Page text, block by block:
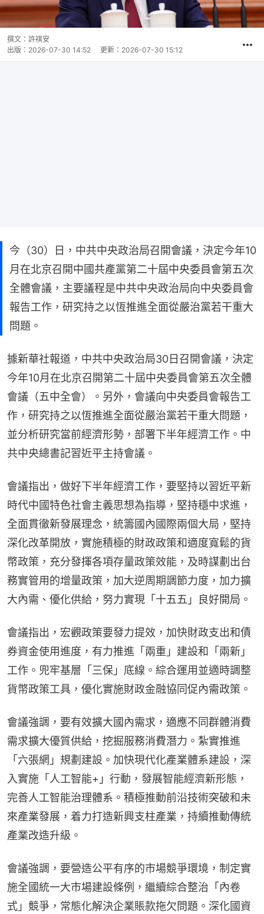
撰文： 許祺安
出版： 2026-07-30 14:52 更新： 2026-07-30 15:12
今（30）日，中共中央政治局召開會議，決定今年10
月在北京召開中國共產黨第二十屆中央委員會第五次
全體會議，主要議程是中共中央政治局向中央委員會
報告工作，研究持之以恆推進全面從嚴治黨若干重大
問題。
據新華社報道，中共中央政治局30日召開會議，決定
今年10月在北京召開第二十屆中央委員會第五次全體
會議（五中全會）。另外，會議向中央委員會報告工
作，研究持之以恆推進全面從嚴治黨若干重大問題，
並分析研究當前經濟形勢，部署下半年經濟工作。中
共中央總書記習近平主持會議。
會議指出，做好下半年經濟工作，要堅持以習近平新
時代中國特色社會主義思想為指導，堅持穩中求進，
全面貫徹新發展理念，統籌國內國際兩個大局，堅持
深化改革開放，實施積極的財政政策和適度寬鬆的貨
幣政策，充分發揮各項存量政策效能，及時謀劃出台
務實管用的增量政策，加大逆周期調節力度，加力擴
大內需、優化供給，努力實現「十五五」良好開局。
會議指出，宏觀政策要發力提效，加快財政支出和債
券資金使用進度，有力推進「兩重」建設和「兩新」
工作。兜牢基層「三保」底線。綜合運用並適時調整
貨幣政策工具，優化實施財政金融協同促內需政策。
會議強調，要有效擴大國內需求，適應不同群體消費
需求擴大優質供給，挖掘服務消費潛力。紮實推進
「六張網」規劃建設。加快現代化產業體系建設，深
入實施「人工智能+」行動，發展智能經濟新形態，
完善人工智能治理體系。積極推動前沿技術突破和未
來產業發展，着力打造新興支柱產業，持續推動傳統
產業改造升級。
會議強調，要營造公平有序的市場競爭環境，制定實
施全國統一大市場建設條例，繼續綜合整治「內卷
式」競爭，常態化解決企業賬款拖欠問題。深化國資